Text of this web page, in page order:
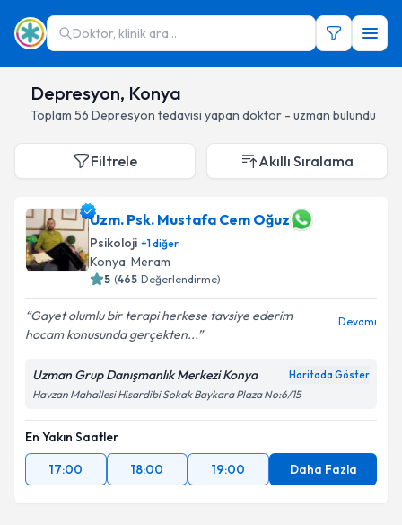
Doktor, klinik ara...
Depresyon, Konya
Toplam 56 Depresyon tedavisi yapan doktor - uzman bulundu
Filtrele Akıllı Sıralama
Uzm. Psk. Mustafa Cem Oğuz
Psikoloji +1diğer
Konya, Meram
5 (465 Değerlendirme)
Gayet olumlu bir terapi herkese tavsiye ederim
hocam konusunda gerçekten...
Devamı
Uzman Grup Danışmanlık Merkezi Konya Haritada Göster
Havzan Mahallesi Hisardibi Sokak Baykara Plaza No:6/15
En Yakın Saatler
17:00
18:00 19:00 Daha Fazla